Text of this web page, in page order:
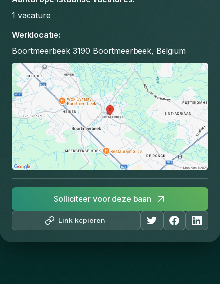
1 vacature
Werklocatie:
Boortmeerbeek 3190 Boortmeerbeek, Belgium
Link kopiëren
Solliciteer voor deze baan